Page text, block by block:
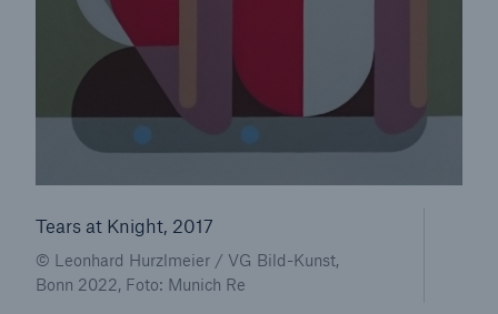
Tears at Knight, 2017
© Leonhard Hurzlmeier / VG Bild-Kunst,
Bonn 2022, Foto: Munich Re